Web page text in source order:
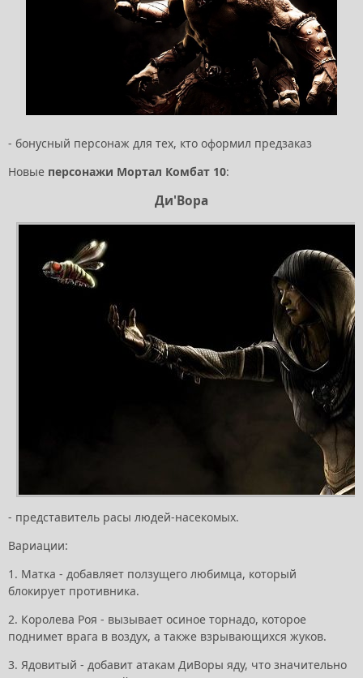
- бонусный персонаж для тех, кто оформил предзаказ
Новые персонажи Мортал Комбат 10:
Ди'Вора
- представитель расы людей-насекомых.
Вариации:
1. Матка - добавляет ползущего любимца, который
блокирует противника.
2. Королева Роя - вызывает осиное торнадо, которое
поднимет врага в воздух, а также взрывающихся жуков.
3. Ядовитый - добавит атакам ДиВоры яду, что значительно